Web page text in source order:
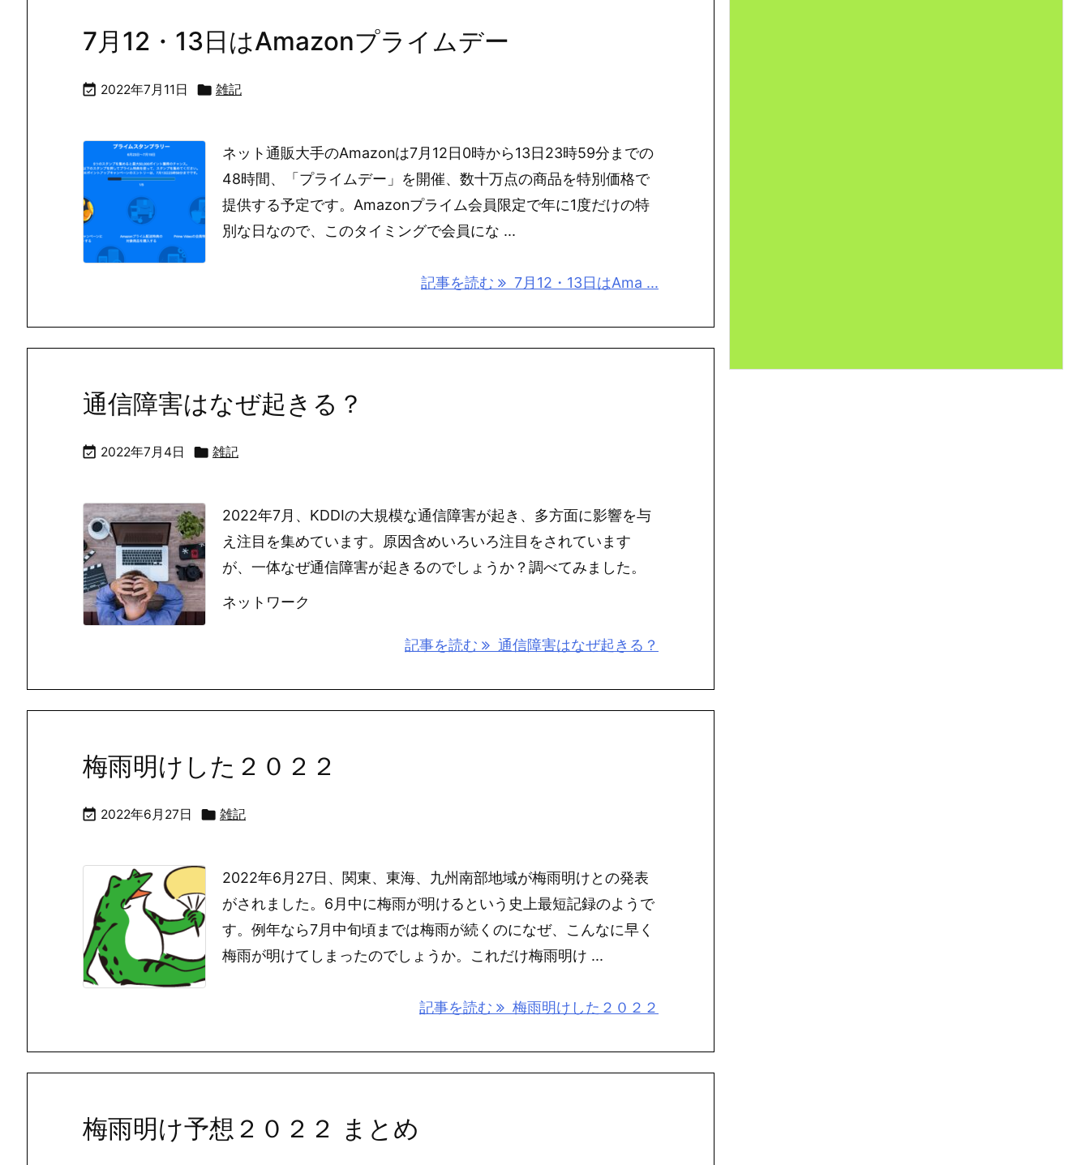
7月12・13日はAmazonプライムデー
 2022年7月11日  雑記
ネット通販大手のAmazonは7月12日0時から13日23時59分までの
48時間、「プライムデー」を開催、数十万点の商品を特別価格で
提供する予定です。Amazonプライム会員限定で年に1度だけの特
別な日なので、このタイミングで会員にな ...
記事を読む 7月12・13日はAma ...
通信障害はなぜ起きる？
 2022年7月4日  雑記
2022年7月、KDDIの大規模な通信障害が起き、多方面に影響を与
え注目を集めています。原因含めいろいろ注目をされています
が、一体なぜ通信障害が起きるのでしょうか？調べてみました。
ネットワーク
記事を読む 通信障害はなぜ起きる？
梅雨明けした２０２２
 2022年6月27日  雑記
2022年6月27日、関東、東海、九州南部地域が梅雨明けとの発表
がされました。6月中に梅雨が明けるという史上最短記録のようで
す。例年なら7月中旬頃までは梅雨が続くのになぜ、こんなに早く
梅雨が明けてしまったのでしょうか。これだけ梅雨明け ...
記事を読む 梅雨明けした２０２２
梅雨明け予想２０２２ まとめ